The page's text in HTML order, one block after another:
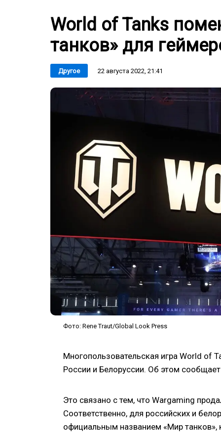
World of Tanks
танков» для
Другое 22 августа 2022, 21:41
Фото: Rene Traut/Global Look Press
Многопользовательская игра World of
России и Белоруссии. Об этом
Это связано с тем, что Wargaming
Соответственно, для российских и
официальным названием «Мир танков»,